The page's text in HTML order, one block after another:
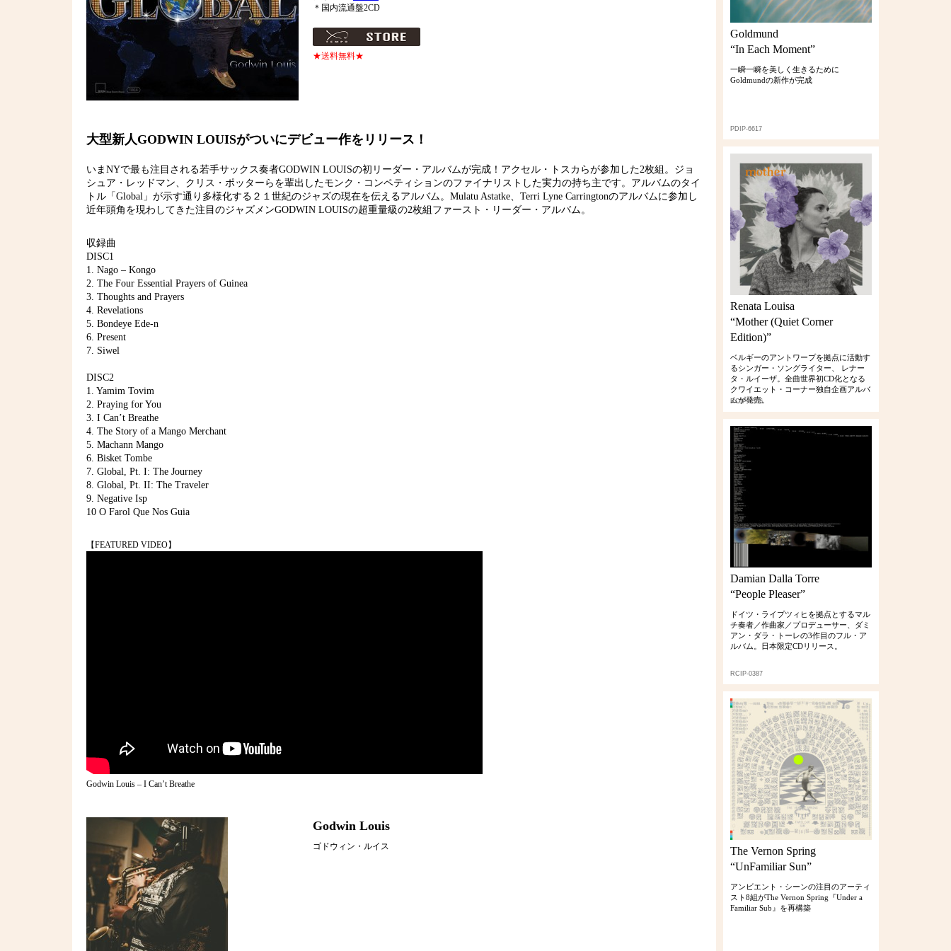
＊国内流通盤2CD
★送料無料★
大型新人GODWIN LOUISがついにデビュー作をリリース！
いまNYで最も注目される若手サックス奏者GODWIN LOUISの初リーダー・アルバムが完成！アクセル・トスカらが参加した2枚組。ジョ
シュア・レッドマン、クリス・ポッターらを輩出したモンク・コンペティションのファイナリストした実力の持ち主です。アルバムのタイ
トル「Global」が示す通り多様化する２１世紀のジャズの現在を伝えるアルバム。Mulatu Astatke、Terri Lyne Carringtonのアルバムに参加し
近年頭角を現わしてきた注目のジャズメンGODWIN LOUISの超重量級の2枚組ファースト・リーダー・アルバム。
収録曲
DISC1
1. Nago – Kongo
2. The Four Essential Prayers of Guinea
3. Thoughts and Prayers
4. Revelations
5. Bondeye Ede-n
6. Present
7. Siwel
DISC2
1. Yamim Tovim
2. Praying for You
3. I Can’t Breathe
4. The Story of a Mango Merchant
5. Machann Mango
6. Bisket Tombe
7. Global, Pt. I: The Journey
8. Global, Pt. II: The Traveler
9. Negative Isp
10 O Farol Que Nos Guia
【FEATURED VIDEO】
Godwin Louis – I Can’t Breathe
Godwin Louis
ゴドウィン・ルイス
Goldmund
“In Each Moment”
一瞬一瞬を美しく生きるために
Goldmundの新作が完成
PDIP-6617
Renata Louisa
“Mother (Quiet Corner
Edition)”
ベルギーのアントワープを拠点に活動す
るシンガー・ソングライター、 レナー
タ・ルイーザ。全曲世界初CD化となる
クワイエット・コーナー独自企画アルバ
ムが発売。
RCIP-0386
Damian Dalla Torre
“People Pleaser”
ドイツ・ライプツィヒを拠点とするマル
チ奏者／作曲家／プロデューサー、ダミ
アン・ダラ・トーレの3作目のフル・ア
ルバム。日本限定CDリリース。
RCIP-0387
The Vernon Spring
“UnFamiliar Sun”
アンビエント・シーンの注目のアーティ
スト8組がThe Vernon Spring『Under a
Familiar Sub』を再構築